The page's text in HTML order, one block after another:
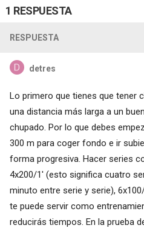
1 RESPUESTA
RESPUESTA
detres
Lo primero que tienes que tener
una distancia más larga a un
chupado. Por lo que debes
300 m para coger fondo e ir
forma progresiva. Hacer series
4x200/1' (esto significa cuatro
minuto entre serie y serie),
te puede servir como
reducirás tiempos. En la prueba